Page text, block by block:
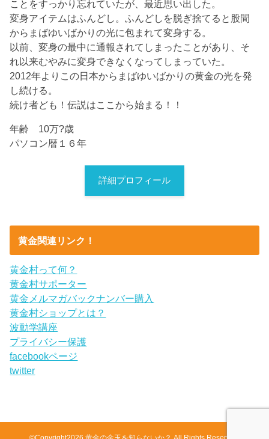
ことをすっかり忘れていたが、最近思い出した。
変身アイテムはふんどし。ふんどしを脱ぎ捨てると股間
からまばゆいばかりの光に包まれて変身する。
以前、変身の最中に通報されてしまったことがあり、そ
れ以来むやみに変身できなくなってしまっていた。
2012年よりこの日本からまばゆいばかりの黄金の光を発
し続ける。
続け者ども！伝説はここから始まる！！
年齢 10万?歳
パソコン暦１６年
詳細プロフィール
黄金関連リンク！
黄金村って何？
黄金村サポーター
黄金メルマガバックナンバー購入
黄金村ショップとは？
波動学講座
プライバシー保護
facebookページ
twitter